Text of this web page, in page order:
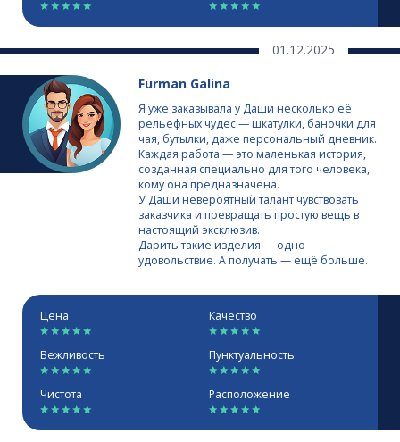
01.12.2025
Furman Galina
Я уже заказывала у Даши несколько её
рельефных чудес — шкатулки, баночки для
чая, бутылки, даже персональный дневник.
Каждая работа — это маленькая история,
созданная специально для того человека,
кому она предназначена.
У Даши невероятный талант чувствовать
заказчика и превращать простую вещь в
настоящий эксклюзив.
Дарить такие изделия — одно
удовольствие. А получать — ещё больше.
Цена Качество
Вежливость Пунктуальность
Чистота Расположение